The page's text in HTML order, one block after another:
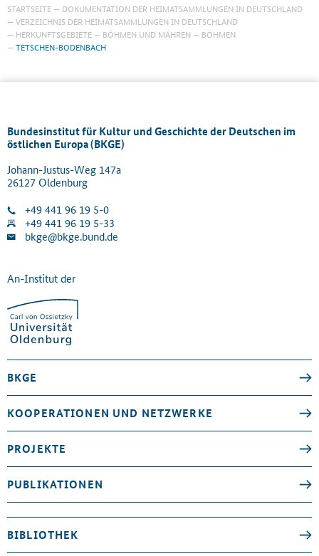
STARTSEITE
DOKUMENTATION DER HEIMATSAMMLUNGEN IN DEUTSCHLAND
VERZEICHNIS DER HEIMATSAMMLUNGEN IN DEUTSCHLAND
HERKUNFTSGEBIETE
BÖHMEN UND MÄHREN
BÖHMEN
TETSCHEN-BODENBACH
Bundesinstitut für Kultur und Geschichte der Deutschen im
östlichen Europa (BKGE)
Johann-Justus-Weg 147a
26127 Oldenburg
+49 441 96 19 5-0
+49 441 96 19 5-33
bkge@bkge.bund.de
An-Institut der
BKGE
KOOPERATIONEN UND NETZWERKE
PROJEKTE
PUBLIKATIONEN
BIBLIOTHEK